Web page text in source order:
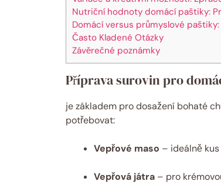
Nutriční hodnoty domácí paštiky:
Domácí versus průmyslové
Často Kladené Otázky
Závěrečné poznámky
Příprava surovin pro
je základem pro dosažení bohaté
potřebovat:
Vepřové maso – ideálně
Vepřová játra – pro